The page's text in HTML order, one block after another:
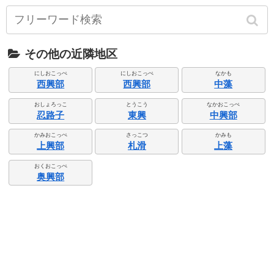
その他の近隣地区
にしおこっぺ
西興部
にしおこっぺ
西興部
なかも
中藻
おしょろっこ
忍路子
とうこう
東興
なかおこっぺ
中興部
かみおこっぺ
上興部
さっこつ
札滑
かみも
上藻
おくおこっぺ
奥興部